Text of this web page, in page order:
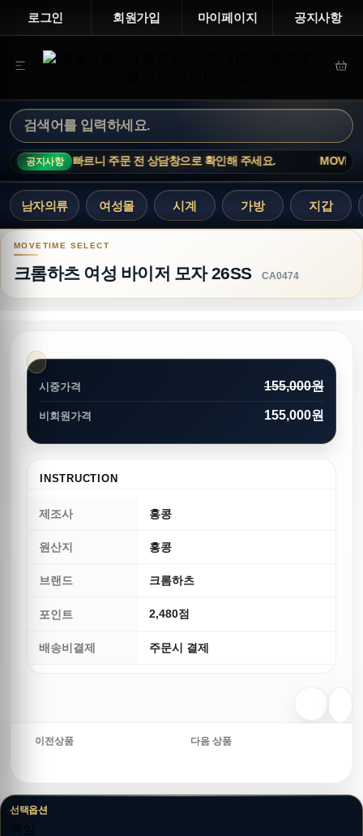
로그인 회원가입 마이페이지 공지사항
공지사항
재고 변동이 빠르니 주문 전 상담창으로 확인해 주세요.
남자의류 여성몰 시계 가방 지갑
크롬하츠 여성 바이저 모자 26SS
크롬하츠 여성 바이저 모자 26SS CA0474
시중가격 155,000원
비회원가격 155,000원
INSTRUCTION
제조사 홍콩
원산지 홍콩
브랜드 크롬하츠
포인트 2,480점
배송비결제 주문시 결제
이전상품 다음 상품
선택옵션
색상